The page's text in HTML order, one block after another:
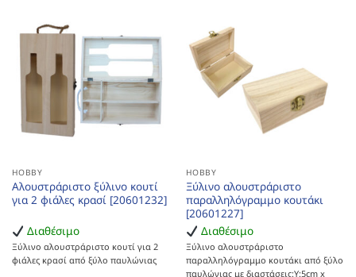
HOBBY
Αλουστράριστο ξύλινο κουτί
για 2 φιάλες κρασί [20601232]
Διαθέσιμο
Ξύλινο αλουστράριστο κουτί για 2
φιάλες κρασί από ξύλο παυλώνιας
HOBBY
Ξύλινο αλουστράριστο
παραλληλόγραμμο κουτάκι
[20601227]
Διαθέσιμο
Ξύλινο αλουστράριστο
παραλληλόγραμμο κουτάκι από ξύλο
παυλώνιας με διαστάσεις:Υ:5cm x